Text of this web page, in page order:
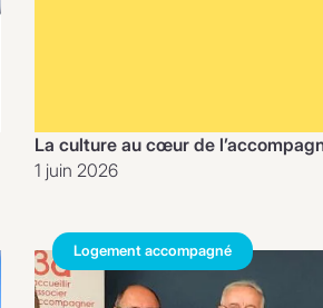
La culture au cœur de
1 juin 2026
Logement accompagné